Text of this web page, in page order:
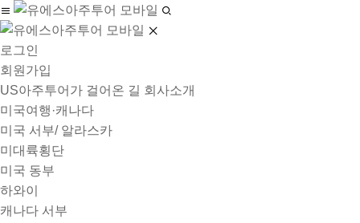
로그인
회원가입
US아주투어가 걸어온 길 회사소개
미국여행·캐나다
미국 서부/ 알라스카
미대륙횡단
미국 동부
하와이
캐나다 서부